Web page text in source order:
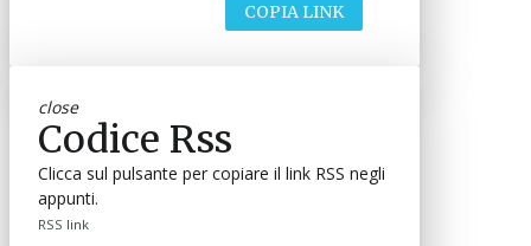
COPIA LINK
close
Codice Rss
Clicca sul pulsante per copiare il link RSS negli
appunti.
RSS link